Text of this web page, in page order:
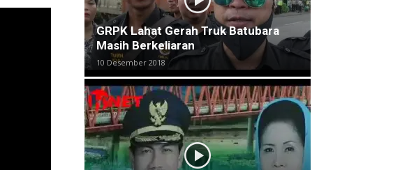
GRPK Lahat Gerah Truk Batubara
Masih Berkeliaran
10 Desember 2018